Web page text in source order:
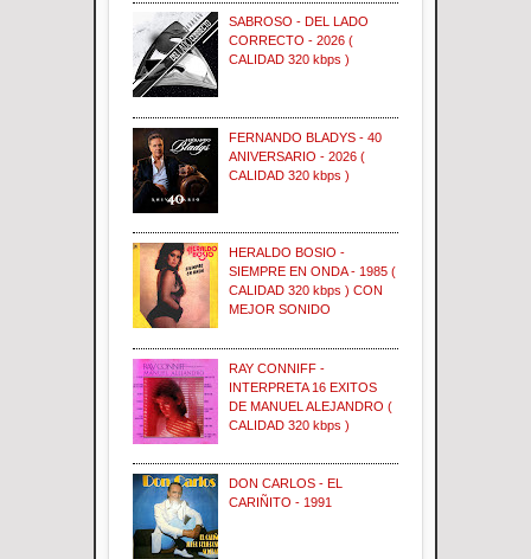
SABROSO - DEL LADO
CORRECTO - 2026 (
CALIDAD 320 kbps )
FERNANDO BLADYS - 40
ANIVERSARIO - 2026 (
CALIDAD 320 kbps )
HERALDO BOSIO -
SIEMPRE EN ONDA - 1985 (
CALIDAD 320 kbps ) CON
MEJOR SONIDO
RAY CONNIFF -
INTERPRETA 16 EXITOS
DE MANUEL ALEJANDRO (
CALIDAD 320 kbps )
DON CARLOS - EL
CARIÑITO - 1991